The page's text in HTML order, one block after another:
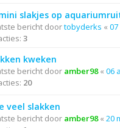
slakjes op
bericht doortobyderks « 07
3
kweken
bericht door amber98« 06
20
veel slakken
bericht door amber98« 20